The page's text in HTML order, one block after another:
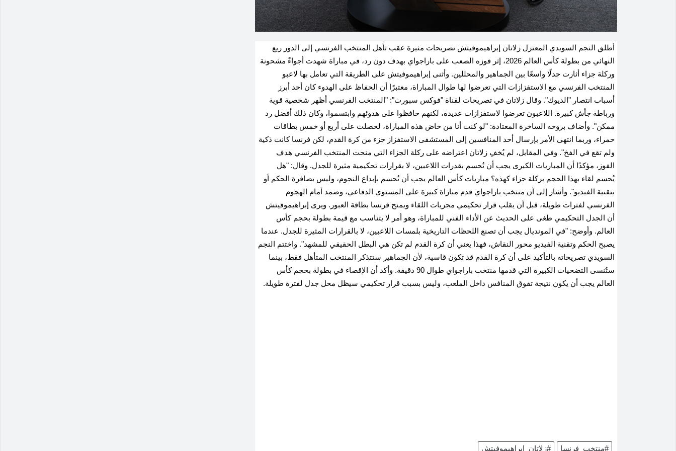
أطلق النجم السويدي المعتزل زلاتان إبراهيموفيتش تصريحات مثيرة عقب تأهل المنتخب الفرنسي إلى الدور ربع
النهائي من بطولة كأس العالم 2026، إثر فوزه الصعب على باراجواي بهدف دون رد، في مباراة شهدت أجواءً مشحونة
وركلة جزاء أثارت جدلًا واسعًا بين الجماهير والمحللين. وأثنى إبراهيموفيتش على الطريقة التي تعامل بها لاعبو
المنتخب الفرنسي مع الاستفزازات التي تعرضوا لها طوال المباراة، معتبرًا أن الحفاظ على الهدوء كان أحد أبرز
أسباب انتصار "الديوك". وقال زلاتان في تصريحات لقناة "فوكس سبورت": "المنتخب الفرنسي أظهر شخصية قوية
ورباطة جأش كبيرة. اللاعبون تعرضوا لاستفزازات عديدة، لكنهم حافظوا على هدوئهم وابتسموا، وكان ذلك أفضل رد
ممكن". وأضاف بروحه الساخرة المعتادة: "لو كنت أنا من خاض هذه المباراة، لحصلت على أربع أو خمس بطاقات
حمراء، وربما انتهى الأمر بإرسال أحد المنافسين إلى المستشفى الاستفزاز جزء من كرة القدم، لكن فرنسا كانت ذكية
ولم تقع في الفخ". وفي المقابل، لم يُخفِ زلاتان اعتراضه على ركلة الجزاء التي منحت المنتخب الفرنسي هدف
الفوز، مؤكدًا أن المباريات الكبرى يجب أن تُحسم بقدرات اللاعبين، لا بقرارات تحكيمية مثيرة للجدل. وقال: "هل
يُحسم لقاء بهذا الحجم بركلة جزاء كهذه؟ مباريات كأس العالم يجب أن تُحسم بإبداع النجوم، وليس بصافرة الحكم أو
بتقنية الفيديو". وأشار إلى أن منتخب باراجواي قدم مباراة كبيرة على المستوى الدفاعي، وصمد أمام الهجوم
الفرنسي لفترات طويلة، قبل أن يقلب قرار تحكيمي مجريات اللقاء ويمنح فرنسا بطاقة العبور. ويرى إبراهيموفيتش
أن الجدل التحكيمي طغى على الحديث عن الأداء الفني للمباراة، وهو أمر لا يتناسب مع قيمة بطولة بحجم كأس
العالم. وأوضح: "في المونديال يجب أن تصنع اللحظات التاريخية بلمسات اللاعبين، لا بالقرارات المثيرة للجدل. عندما
يصبح الحكم وتقنية الفيديو محور النقاش، فهذا يعني أن كرة القدم لم تكن هي البطل الحقيقي للمشهد". واختتم النجم
السويدي تصريحاته بالتأكيد على أن كرة القدم قد تكون قاسية، لأن الجماهير ستتذكر المنتخب المتأهل فقط، بينما
ستُنسى التضحيات الكبيرة التي قدمها منتخب باراجواي طوال 90 دقيقة. وأكد أن الإقصاء في بطولة بحجم كأس
العالم يجب أن يكون نتيجة تفوق المنافس داخل الملعب، وليس بسبب قرار تحكيمي سيظل محل جدل لفترة طويلة.
#زلاتان_إبراهيموفيتش #منتخب_فرنسا